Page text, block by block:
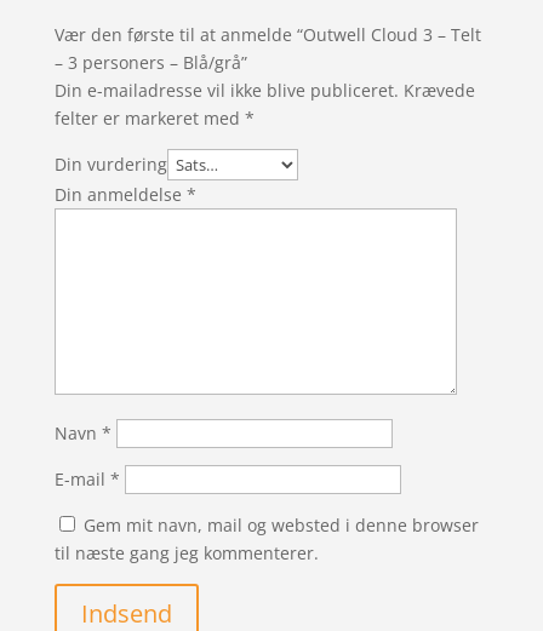
Vær den første til at anmelde “Outwell Cloud 3 – Telt
– 3 personers – Blå/grå”
Din e-mailadresse vil ikke blive publiceret. Krævede
felter er markeret med *
Din vurdering
Din anmeldelse *
Navn *
E-mail *
Gem mit navn, mail og websted i denne browser
til næste gang jeg kommenterer.
Indsend